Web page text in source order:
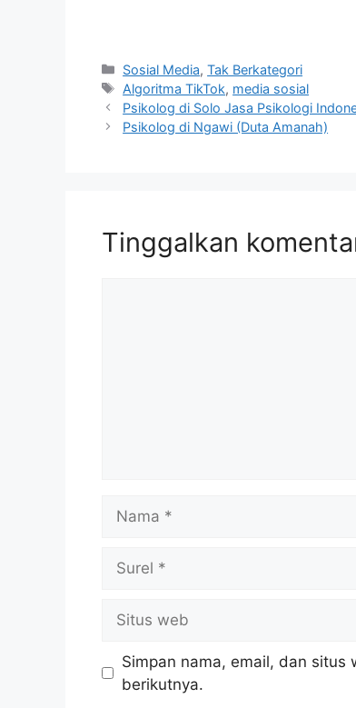
Kategori
Sosial Media,Tak Berkategori
Tag
Algoritma TikTok, media sosial
Psikolog di Solo Jasa Psikologi
Psikolog di Ngawi (Duta Amanah)
Tinggalkan
web
Simpan nama, email, dan
berikutnya.